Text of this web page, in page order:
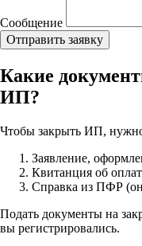
Сообщение
Какие
ИП?
Чтобы закрыть ИП,
Заявление,
Квитанция об
Справка из ПФР
Подать документы на
вы регистрировались.